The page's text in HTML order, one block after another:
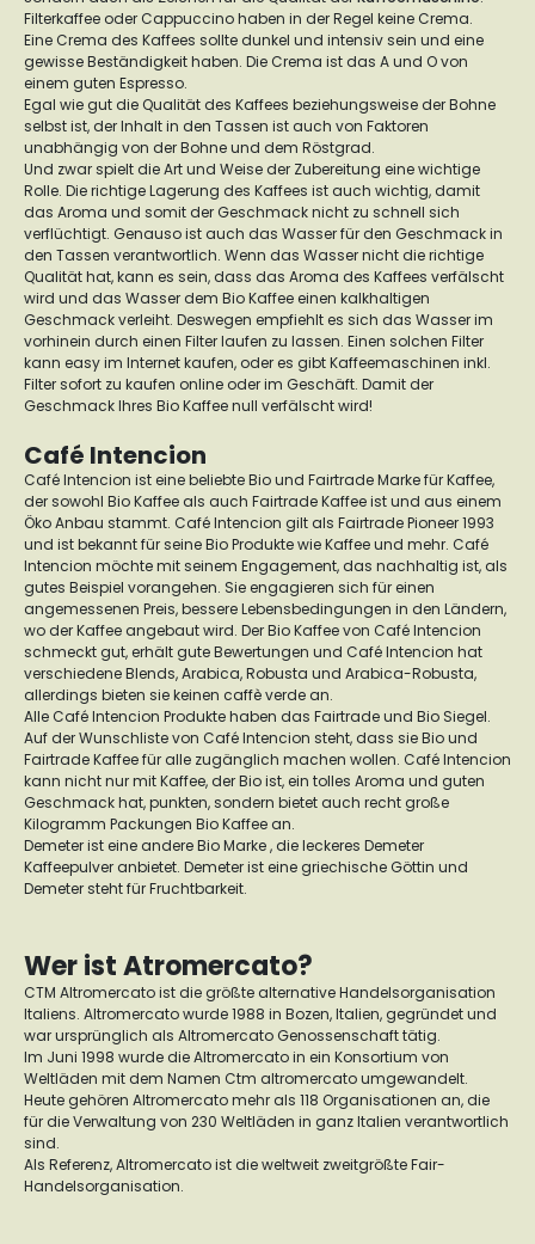
Filterkaffee oder Cappuccino haben in der Regel keine Crema.
Eine Crema des Kaffees sollte dunkel und intensiv sein und eine
gewisse Beständigkeit haben. Die Crema ist das A und O von
einem guten Espresso.
Egal wie gut die Qualität des Kaffees beziehungsweise der Bohne
selbst ist, der Inhalt in den Tassen ist auch von Faktoren
unabhängig von der Bohne und dem Röstgrad.
Und zwar spielt die Art und Weise der Zubereitung eine wichtige
Rolle. Die richtige Lagerung des Kaffees ist auch wichtig, damit
das Aroma und somit der Geschmack nicht zu schnell sich
verflüchtigt. Genauso ist auch das Wasser für den Geschmack in
den Tassen verantwortlich. Wenn das Wasser nicht die richtige
Qualität hat, kann es sein, dass das Aroma des Kaffees verfälscht
wird und das Wasser dem Bio Kaffee einen kalkhaltigen
Geschmack verleiht. Deswegen empfiehlt es sich das Wasser im
vorhinein durch einen Filter laufen zu lassen. Einen solchen Filter
kann easy im Internet kaufen, oder es gibt Kaffeemaschinen inkl.
Filter sofort zu kaufen online oder im Geschäft. Damit der
Geschmack Ihres Bio Kaffee null verfälscht wird!
Café Intencion
Café Intencion ist eine beliebte Bio und Fairtrade Marke für Kaffee,
der sowohl Bio Kaffee als auch Fairtrade Kaffee ist und aus einem
Öko Anbau stammt. Café Intencion gilt als Fairtrade Pioneer 1993
und ist bekannt für seine Bio Produkte wie Kaffee und mehr. Café
Intencion möchte mit seinem Engagement, das nachhaltig ist, als
gutes Beispiel vorangehen. Sie engagieren sich für einen
angemessenen Preis, bessere Lebensbedingungen in den Ländern,
wo der Kaffee angebaut wird. Der Bio Kaffee von Café Intencion
schmeckt gut, erhält gute Bewertungen und Café Intencion hat
verschiedene Blends, Arabica, Robusta und Arabica-Robusta,
allerdings bieten sie keinen caffè verde an.
Alle Café Intencion Produkte haben das Fairtrade und Bio Siegel.
Auf der Wunschliste von Café Intencion steht, dass sie Bio und
Fairtrade Kaffee für alle zugänglich machen wollen. Café Intencion
kann nicht nur mit Kaffee, der Bio ist, ein tolles Aroma und guten
Geschmack hat, punkten, sondern bietet auch recht große
Kilogramm Packungen Bio Kaffee an.
Demeter ist eine andere Bio Marke , die leckeres Demeter
Kaffeepulver anbietet. Demeter ist eine griechische Göttin und
Demeter steht für Fruchtbarkeit.
Wer ist Atromercato?
CTM Altromercato ist die größte alternative Handelsorganisation
Italiens. Altromercato wurde 1988 in Bozen, Italien, gegründet und
war ursprünglich als Altromercato Genossenschaft tätig.
Im Juni 1998 wurde die Altromercato in ein Konsortium von
Weltläden mit dem Namen Ctm altromercato umgewandelt.
Heute gehören Altromercato mehr als 118 Organisationen an, die
für die Verwaltung von 230 Weltläden in ganz Italien verantwortlich
sind.
Als Referenz, Altromercato ist die weltweit zweitgrößte Fair-
Handelsorganisation.